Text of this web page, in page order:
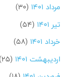
مرداد ۱۴۰۱
(۳۰)
تیر ۱۴۰۱
(۵۴)
خرداد ۱۴۰۱
(۵۸)
اردیبهشت ۱۴۰۱
(۲۵)